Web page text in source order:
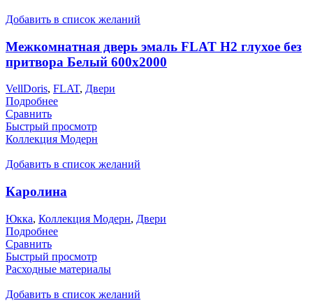
Добавить в список желаний
Межкомнатная дверь эмаль FLAT H2 глухое без
притвора Белый 600х2000
VellDoris, FLAT, Двери
Подробнее
Сравнить
Быстрый просмотр
Коллекция Модерн
Добавить в список желаний
Каролина
Юкка, Коллекция Модерн, Двери
Подробнее
Сравнить
Быстрый просмотр
Расходные материалы
Добавить в список желаний